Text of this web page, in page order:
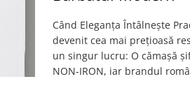
Când Eleganța Întâlnește
devenit cea mai prețioasă
un singur lucru: O cămașă
NON-IRON, iar brandul